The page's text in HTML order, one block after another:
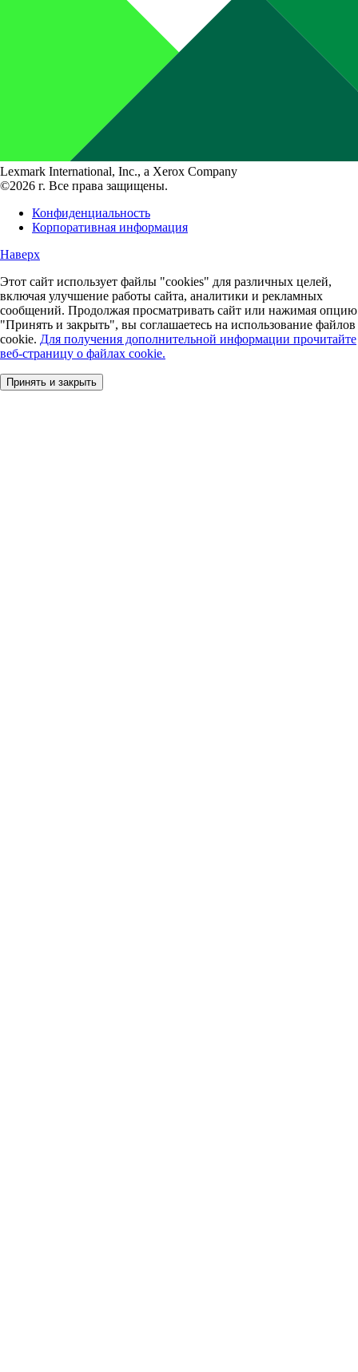
Lexmark International, Inc., a Xerox Company
©2026 г. Все права защищены.
Конфиденциальность
Корпоративная информация
Наверх
Этот сайт использует файлы "cookies" для различных целей,
включая улучшение работы сайта, аналитики и рекламных
сообщений. Продолжая просматривать сайт или нажимая опцию
"Принять и закрыть", вы соглашаетесь на использование файлов
cookie. Для получения дополнительной информации прочитайте
веб-страницу о файлах cookie.
Принять и закрыть